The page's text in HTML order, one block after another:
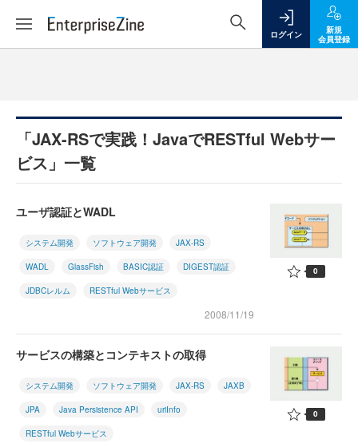
ログイン
新規
会員登録
「JAX-RSで実践！JavaでRESTful Webサー
ビス」一覧
ユーザ認証とWADL
システム開発 ソフトウェア開発 JAX-RS
WADL GlassFish BASIC認証 DIGEST認証
JDBCレルム RESTful Webサービス
2008/11/19
0
サービスの構築とコンテキストの取得
システム開発 ソフトウェア開発 JAX-RS JAXB
JPA Java Persistence API uriInfo
RESTful Webサービス
0